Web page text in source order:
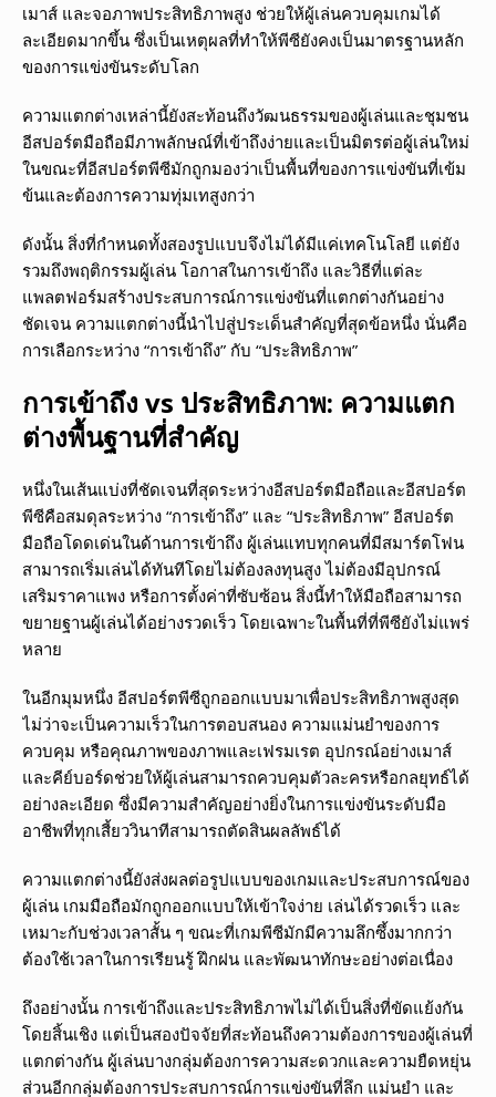
เมาส์ และจอภาพประสิทธิภาพสูง ช่วยให้ผู้เล่นควบคุมเกมได้
ละเอียดมากขึ้น ซึ่งเป็นเหตุผลที่ทำให้พีซียังคงเป็นมาตรฐานหลัก
ของการแข่งขันระดับโลก
ความแตกต่างเหล่านี้ยังสะท้อนถึงวัฒนธรรมของผู้เล่นและชุมชน
อีสปอร์ตมือถือมีภาพลักษณ์ที่เข้าถึงง่ายและเป็นมิตรต่อผู้เล่นใหม่
ในขณะที่อีสปอร์ตพีซีมักถูกมองว่าเป็นพื้นที่ของการแข่งขันที่เข้ม
ข้นและต้องการความทุ่มเทสูงกว่า
ดังนั้น สิ่งที่กำหนดทั้งสองรูปแบบจึงไม่ได้มีแค่เทคโนโลยี แต่ยัง
รวมถึงพฤติกรรมผู้เล่น โอกาสในการเข้าถึง และวิธีที่แต่ละ
แพลตฟอร์มสร้างประสบการณ์การแข่งขันที่แตกต่างกันอย่าง
ชัดเจน ความแตกต่างนี้นำไปสู่ประเด็นสำคัญที่สุดข้อหนึ่ง นั่นคือ
การเลือกระหว่าง “การเข้าถึง” กับ “ประสิทธิภาพ”
การเข้าถึง vs ประสิทธิภาพ: ความแตก
ต่างพื้นฐานที่สำคัญ
หนึ่งในเส้นแบ่งที่ชัดเจนที่สุดระหว่างอีสปอร์ตมือถือและอีสปอร์ต
พีซีคือสมดุลระหว่าง “การเข้าถึง” และ “ประสิทธิภาพ” อีสปอร์ต
มือถือโดดเด่นในด้านการเข้าถึง ผู้เล่นแทบทุกคนที่มีสมาร์ตโฟน
สามารถเริ่มเล่นได้ทันทีโดยไม่ต้องลงทุนสูง ไม่ต้องมีอุปกรณ์
เสริมราคาแพง หรือการตั้งค่าที่ซับซ้อน สิ่งนี้ทำให้มือถือสามารถ
ขยายฐานผู้เล่นได้อย่างรวดเร็ว โดยเฉพาะในพื้นที่ที่พีซียังไม่แพร่
หลาย
ในอีกมุมหนึ่ง อีสปอร์ตพีซีถูกออกแบบมาเพื่อประสิทธิภาพสูงสุด
ไม่ว่าจะเป็นความเร็วในการตอบสนอง ความแม่นยำของการ
ควบคุม หรือคุณภาพของภาพและเฟรมเรต อุปกรณ์อย่างเมาส์
และคีย์บอร์ดช่วยให้ผู้เล่นสามารถควบคุมตัวละครหรือกลยุทธ์ได้
อย่างละเอียด ซึ่งมีความสำคัญอย่างยิ่งในการแข่งขันระดับมือ
อาชีพที่ทุกเสี้ยววินาทีสามารถตัดสินผลลัพธ์ได้
ความแตกต่างนี้ยังส่งผลต่อรูปแบบของเกมและประสบการณ์ของ
ผู้เล่น เกมมือถือมักถูกออกแบบให้เข้าใจง่าย เล่นได้รวดเร็ว และ
เหมาะกับช่วงเวลาสั้น ๆ ขณะที่เกมพีซีมักมีความลึกซึ้งมากกว่า
ต้องใช้เวลาในการเรียนรู้ ฝึกฝน และพัฒนาทักษะอย่างต่อเนื่อง
ถึงอย่างนั้น การเข้าถึงและประสิทธิภาพไม่ได้เป็นสิ่งที่ขัดแย้งกัน
โดยสิ้นเชิง แต่เป็นสองปัจจัยที่สะท้อนถึงความต้องการของผู้เล่นที่
แตกต่างกัน ผู้เล่นบางกลุ่มต้องการความสะดวกและความยืดหยุ่น
ส่วนอีกกลุ่มต้องการประสบการณ์การแข่งขันที่ลึก แม่นยำ และ